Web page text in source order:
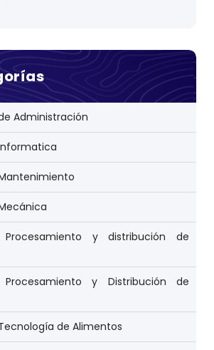
Administración
Procesamiento y distribución de
Procesamiento y Distribución de
de Alimentos